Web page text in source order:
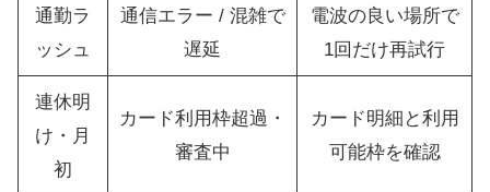
通勤ラ
ッシュ
通信エラー / 混雑で
遅延
電波の良い場所で
1回だけ再試行
連休明
け・月
初
カード利用枠超過・
審査中
カード明細と利用
可能枠を確認